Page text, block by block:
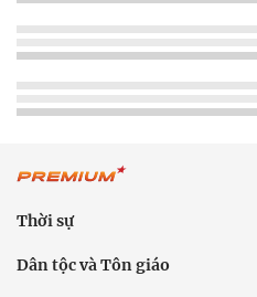
Thời sự
Dân tộc và Tôn giáo